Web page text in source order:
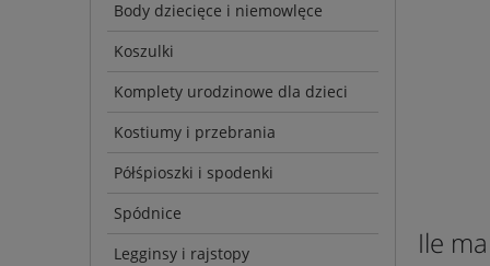
Body dziecięce i niemowlęce
Koszulki
Komplety urodzinowe dla dzieci
Kostiumy i przebrania
Półśpioszki i spodenki
Spódnice
Legginsy i rajstopy
Ile